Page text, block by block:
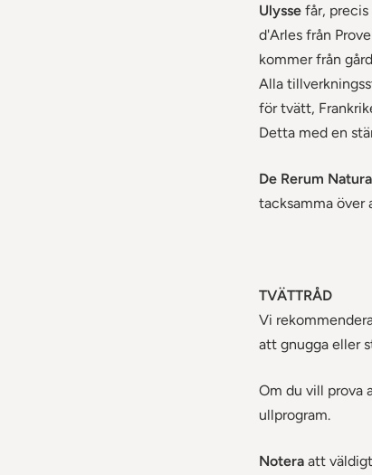
Ulysse får,
d'Arles från
kommer från
Alla
för tvätt,
Detta med en
De Rerum Natura
tacksamma över
TVÄTTRÅD
Vi
att gnugga eller
Om du vill prova
ullprogram.
Noteraatt väldigt